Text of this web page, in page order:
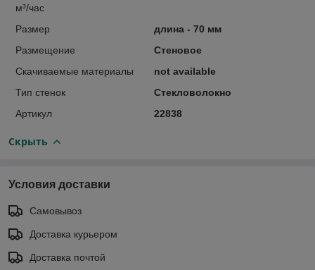
м³/час
Размер
длина - 70 мм
Размещение
Стеновое
Скачиваемые материалы
not available
Тип стенок
Стекловолокно
Артикул
22838
Скрыть
Условия доставки
Самовывоз
Доставка курьером
Доставка почтой